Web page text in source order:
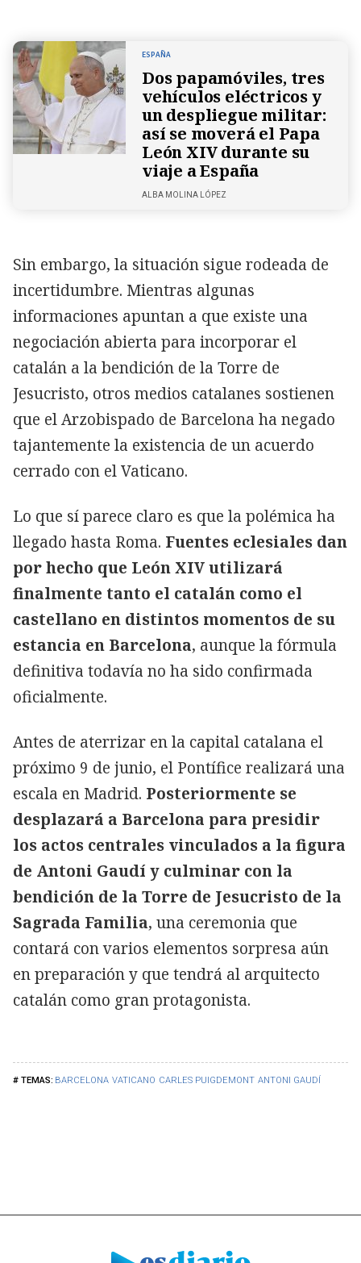
BARCELONA VATICANO CARLES PUIGDEMONT ANTONI GAUDÍ
ESPAÑA
Dos papamóviles, tres
vehículos eléctricos y
un despliegue militar:
así se moverá el Papa
León XIV durante su
viaje a España
ALBA MOLINA LÓPEZ
Sin embargo, la situación sigue rodeada de
incertidumbre. Mientras algunas
informaciones apuntan a que existe una
negociación abierta para incorporar el
catalán a la bendición de la Torre de
Jesucristo, otros medios catalanes sostienen
que el Arzobispado de Barcelona ha negado
tajantemente la existencia de un acuerdo
cerrado con el Vaticano.
Lo que sí parece claro es que la polémica ha
llegado hasta Roma. Fuentes eclesiales dan
por hecho que León XIV utilizará
finalmente tanto el catalán como el
castellano en distintos momentos de su
estancia en Barcelona, aunque la fórmula
definitiva todavía no ha sido confirmada
oficialmente.
Antes de aterrizar en la capital catalana el
próximo 9 de junio, el Pontífice realizará una
escala en Madrid. Posteriormente se
desplazará a Barcelona para presidir
los actos centrales vinculados a la figura
de Antoni Gaudí y culminar con la
bendición de la Torre de Jesucristo de la
Sagrada Familia, una ceremonia que
contará con varios elementos sorpresa aún
en preparación y que tendrá al arquitecto
catalán como gran protagonista.